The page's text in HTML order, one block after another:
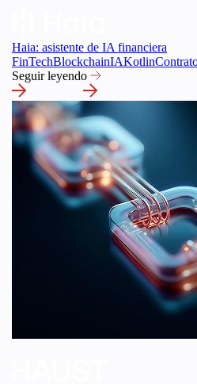
Haia: asistente de IA financiera
FinTechBlockchainIAKotlin
Seguir leyendo